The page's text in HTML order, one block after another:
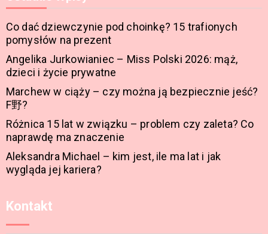
Co dać dziewczynie pod choinkę? 15 trafionych
pomysłów na prezent
Angelika Jurkowianiec – Miss Polski 2026: mąż,
dzieci i życie prywatne
Marchew w ciąży – czy można ją bezpiecznie jeść?
F野?
Różnica 15 lat w związku – problem czy zaleta? Co
naprawdę ma znaczenie
Aleksandra Michael – kim jest, ile ma lat i jak
wygląda jej kariera?
Kontakt